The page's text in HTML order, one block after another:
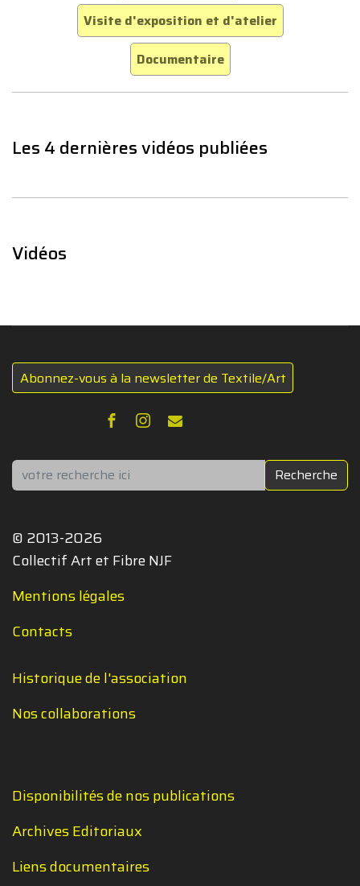
Visite d'exposition et d'atelier
Documentaire
Les 4 dernières vidéos publiées
Vidéos
Abonnez-vous à la newsletter de Textile/Art
Rechercher Recherche
© 2013-2026
Collectif Art et Fibre NJF
Mentions légales
Contacts
Historique de l'association
Nos collaborations
Disponibilités de nos publications
Archives Editoriaux
Liens documentaires